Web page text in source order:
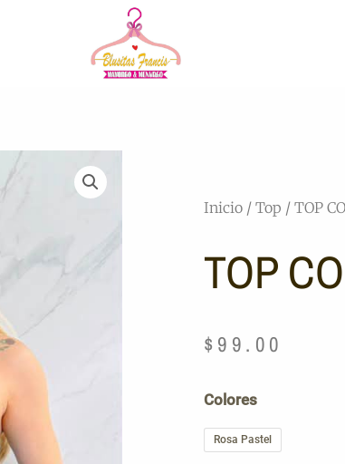
Inicio / Top / TOP
TOP
$ 99.00
Colores
Rosa Pastel
TOP
cantidad